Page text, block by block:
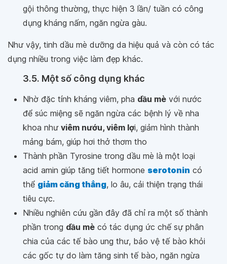
gội thông thường, thực hiện 3 lần/ tuần có công
dụng kháng nấm, ngăn ngừa gàu.
Như vậy, tinh dầu mè dưỡng da hiệu quả và còn có tác
dụng nhiều trong việc làm đẹp khác.
3.5. Một số công dụng khác
Nhờ đặc tính kháng viêm, pha dầu mè với nước
để súc miệng sẽ ngăn ngừa các bệnh lý về nha
khoa như viêm nướu, viêm lợi, giảm hình thành
mảng bám, giúp hơi thở thơm tho
Thành phần Tyrosine trong dầu mè là một loại
acid amin giúp tăng tiết hormone serotonin có
thể giảm căng thẳng, lo âu, cải thiện trạng thái
tiêu cực.
Nhiều nghiên cứu gần đây đã chỉ ra một số thành
phần trong dầu mè có tác dụng ức chế sự phân
chia của các tế bào ung thư, bảo vệ tế bào khỏi
các gốc tự do làm tăng sinh tế bào, ngăn ngừa